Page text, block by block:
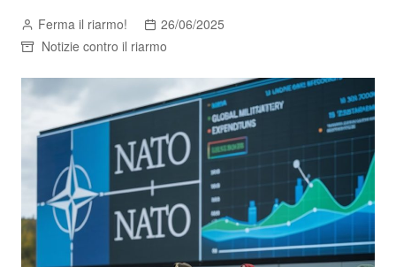
Ferma il riarmo!
26/06/2025
Notizie contro il riarmo